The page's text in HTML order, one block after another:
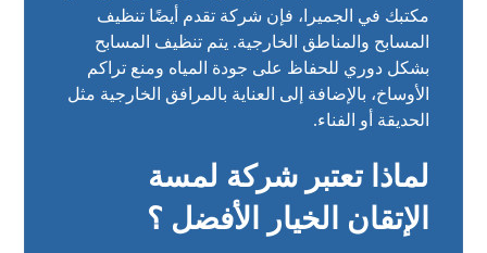
مكتبك في الجميرا، فإن شركة تقدم أيضًا تنظيف
المسابح والمناطق الخارجية. يتم تنظيف المسابح
بشكل دوري للحفاظ على جودة المياه ومنع تراكم
الأوساخ، بالإضافة إلى العناية بالمرافق الخارجية مثل
الحديقة أو الفناء.
لماذا تعتبر شركة لمسة
الإتقان الخيار الأفضل ؟